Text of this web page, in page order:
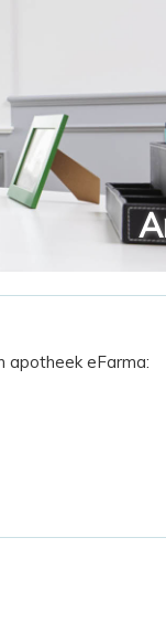
apotheek eFarma: